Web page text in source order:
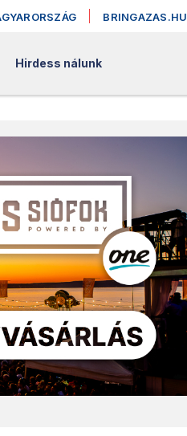
BRINGAZAS.HU
Hirdess nálunk